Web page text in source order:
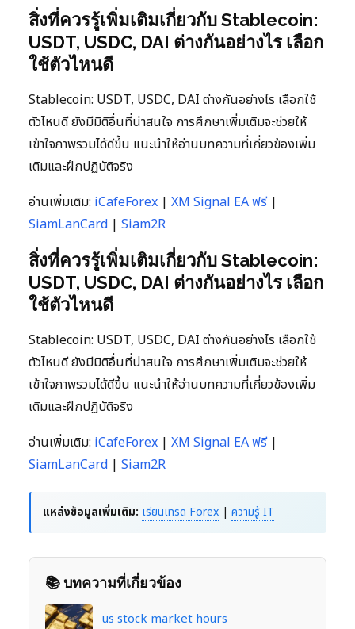
สิ่งที่ควรรู้เพิ่มเติมเกี่ยวกับ Stablecoin:
USDT, USDC, DAI ต่างกันอย่างไร เลือก
ใช้ตัวไหนดี
Stablecoin: USDT, USDC, DAI ต่างกันอย่างไร เลือกใช้
ตัวไหนดี ยังมีมิติอื่นที่น่าสนใจ การศึกษาเพิ่มเติมจะช่วยให้
เข้าใจภาพรวมได้ดีขึ้น แนะนำให้อ่านบทความที่เกี่ยวข้องเพิ่ม
เติมและฝึกปฏิบัติจริง
อ่านเพิ่มเติม: iCafeForex | XM Signal EA ฟรี|
SiamLanCard | Siam2R
สิ่งที่ควรรู้เพิ่มเติมเกี่ยวกับ Stablecoin:
USDT, USDC, DAI ต่างกันอย่างไร เลือก
ใช้ตัวไหนดี
Stablecoin: USDT, USDC, DAI ต่างกันอย่างไร เลือกใช้
ตัวไหนดี ยังมีมิติอื่นที่น่าสนใจ การศึกษาเพิ่มเติมจะช่วยให้
เข้าใจภาพรวมได้ดีขึ้น แนะนำให้อ่านบทความที่เกี่ยวข้องเพิ่ม
เติมและฝึกปฏิบัติจริง
อ่านเพิ่มเติม: iCafeForex | XM Signal EA ฟรี|
SiamLanCard | Siam2R
แหล่งข้อมูลเพิ่มเติม: เรียนเทรด Forex | ความรู้ IT
📚 บทความที่เกี่ยวข้อง
us stock market hours